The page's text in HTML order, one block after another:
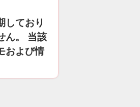
しており
ん。 当該
および情